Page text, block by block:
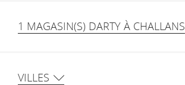
1 MAGASIN(S) DARTY À CHALLANS
VILLES